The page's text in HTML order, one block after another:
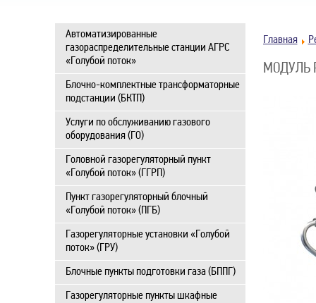
Автоматизированные
газораспределительные станции АГРС
«Голубой поток»
Блочно-комплектные трансформаторные
подстанции (БКТП)
Услуги по обслуживанию газового
оборудования (ГО)
Головной газорегуляторный пункт
«Голубой поток» (ГГРП)
Пункт газорегуляторный блочный
«Голубой поток» (ПГБ)
Газорегуляторные установки «Голубой
поток» (ГРУ)
Блочные пункты подготовки газа (БППГ)
Газорегуляторные пункты шкафные
Главная
МОДУЛЬ